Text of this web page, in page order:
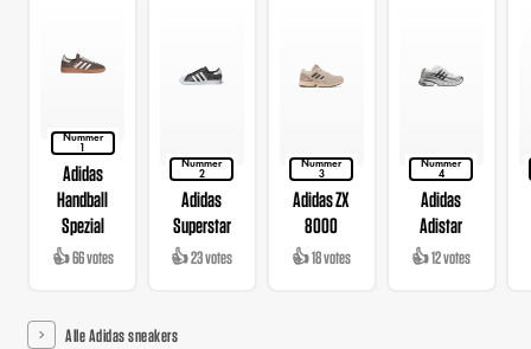
Nummer
1
Adidas
Handball
Spezial
👍 66 votes
Nummer
2
Adidas
Superstar
👍 23 votes
Nummer
3
Adidas ZX
8000
👍 18 votes
Nummer
4
Adidas
Adistar
👍 12 votes
Alle Adidas sneakers